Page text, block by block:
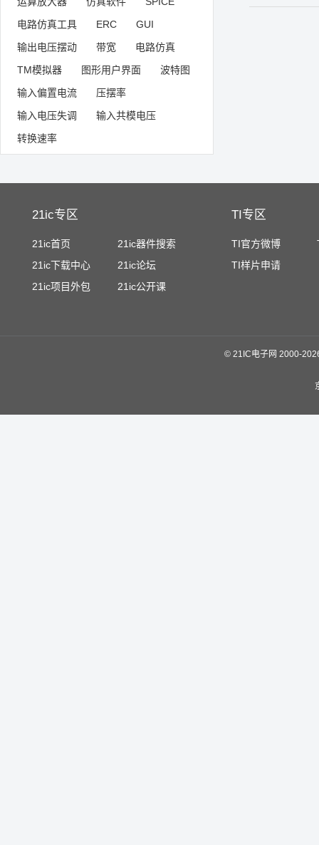
电路仿真工具
ERC
GUI
输出电压摆动
带宽
电路仿真
TM模拟器
图形用户界面
波特图
输入偏置电流
压摆率
输入电压失调
输入共模电压
转换速率
21ic专区
21ic首页
21ic器件搜索
21ic下载中心
21ic论坛
21ic项目外包
21ic公开课
TI专区
TI官方微博
TI样片申请
©21IC电子网 2000-